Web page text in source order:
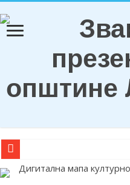
О Б А В Е Ш Т Е Њ Е